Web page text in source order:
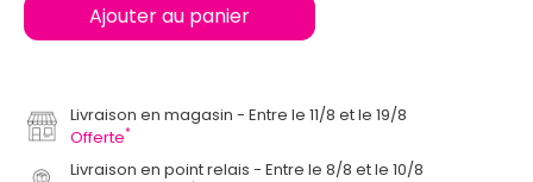
Ajouter au panier
Livraison en magasin
Entre le 11/8 et le 19/8
Offerte*
Livraison en point relais
Entre le 8/8 et le 10/8